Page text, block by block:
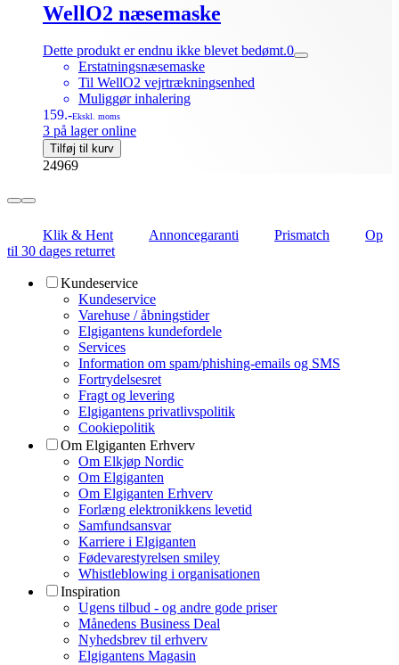
WellO2 næsemaske
Dette produkt er endnu ikke blevet bedømt.0
Erstatningsnæsemaske
Til WellO2 vejrtrækningsenhed
Muliggør inhalering
159.-Ekskl. moms
3 på lager online
Tilføj til kurv
24969
Klik & Hent Annoncegaranti Prismatch
Op
til 30 dages returret
Kundeservice
Kundeservice
Varehuse / åbningstider
Elgigantens kundefordele
Services
Information om spam/phishing-emails og SMS
Fortrydelsesret
Fragt og levering
Elgigantens privatlivspolitik
Cookiepolitik
Om Elgiganten Erhverv
Om Elkjøp Nordic
Om Elgiganten
Om Elgiganten Erhverv
Forlæng elektronikkens levetid
Samfundsansvar
Karriere i Elgiganten
Fødevarestyrelsen smiley
Whistleblowing i organisationen
Inspiration
Ugens tilbud - og andre gode priser
Månedens Business Deal
Nyhedsbrev til erhverv
Elgigantens Magasin